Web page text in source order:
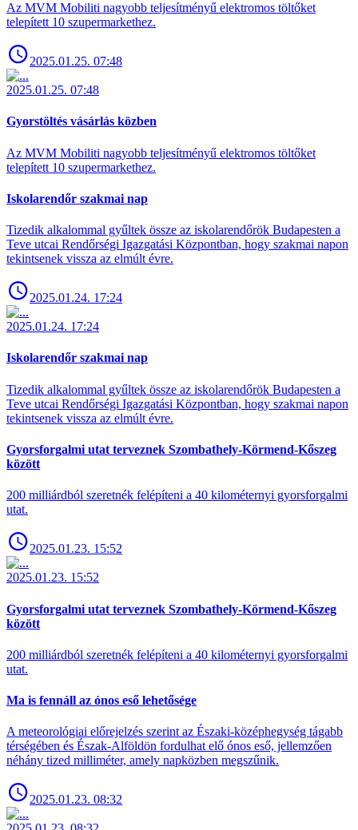
Az MVM Mobiliti nagyobb teljesítményű elektromos töltőket
telepített 10 szupermarkethez.
2025.01.25. 07:48
2025.01.25. 07:48
Gyorstöltés vásárlás közben
Az MVM Mobiliti nagyobb teljesítményű elektromos töltőket
telepített 10 szupermarkethez.
Iskolarendőr szakmai nap
Tizedik alkalommal gyűltek össze az iskolarendőrök Budapesten a
Teve utcai Rendőrségi Igazgatási Központban, hogy szakmai napon
tekintsenek vissza az elmúlt évre.
2025.01.24. 17:24
2025.01.24. 17:24
Iskolarendőr szakmai nap
Tizedik alkalommal gyűltek össze az iskolarendőrök Budapesten a
Teve utcai Rendőrségi Igazgatási Központban, hogy szakmai napon
tekintsenek vissza az elmúlt évre.
Gyorsforgalmi utat terveznek Szombathely-Körmend-Kőszeg
között
200 milliárdból szeretnék felépíteni a 40 kilométernyi gyorsforgalmi
utat.
2025.01.23. 15:52
2025.01.23. 15:52
Gyorsforgalmi utat terveznek Szombathely-Körmend-Kőszeg
között
200 milliárdból szeretnék felépíteni a 40 kilométernyi gyorsforgalmi
utat.
Ma is fennáll az ónos eső lehetősége
A meteorológiai előrejelzés szerint az Északi-középhegység tágabb
térségében és Észak-Alföldön fordulhat elő ónos eső, jellemzően
néhány tized milliméter, amely napközben megszűnik.
2025.01.23. 08:32